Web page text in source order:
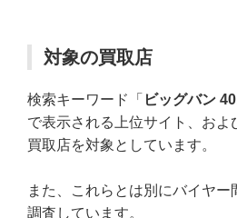
対象の買取店
検索キーワード「 ビッグバン
で表示される上位サイト、およ
買取店を対象としています。
また、これらとは別にバイヤ
調査しています。